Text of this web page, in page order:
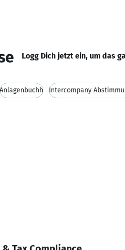
Logg Dich jetzt ein, um das
Anlagenbuchh Intercompany